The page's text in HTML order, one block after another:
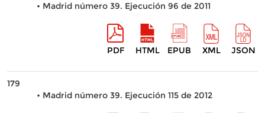
• Madrid número 39. Ejecución 96 de 2011
PDF HTML EPUB XML JSON
179
• Madrid número 39. Ejecución 115 de 2012